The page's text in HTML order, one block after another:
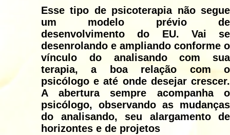
Esse tipo de psicoterapia não segue
um modelo prévio de
desenvolvimento do EU. Vai se
desenrolando e ampliando conforme o
vínculo do analisando com sua
terapia, a boa relação com o
psicólogo e até onde desejar crescer.
A abertura sempre acompanha o
psicólogo, observando as mudanças
do analisando, seu alargamento de
horizontes e de projetos